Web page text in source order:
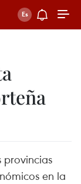
provincias
en la